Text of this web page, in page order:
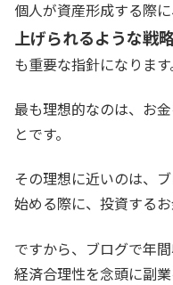
個人が資産形成する際に
上げられるような戦
も重要な指針になります
最も理想的なのは、お
とです。
その理想に近いのは、
始める際に、投資する
ですから、ブログで年
経済合理性を念頭に副